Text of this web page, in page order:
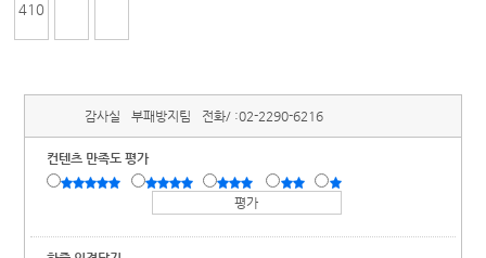
410
감사실 부패방지팀 전화/ :02-2290-6216
컨텐츠 만족도 평가